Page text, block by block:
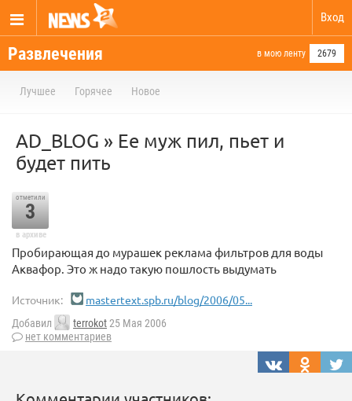
Вход
Развлечения в мою ленту 2679
Лучшее Горячее Новое
AD_BLOG » Ее муж пил, пьет и
будет пить
отметили
3
в архиве
Пробирающая до мурашек реклама фильтров для воды
Аквафор. Это ж надо такую пошлость выдумать
Источник: mastertext.spb.ru/blog/2006/05...
Добавил terrokot25 Мая 2006
нет комментариев